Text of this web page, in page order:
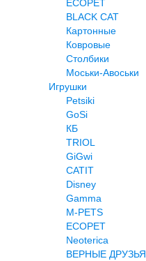
ECOPET
BLACK CAT
Картонные
Ковровые
Столбики
Моськи-Авоськи
Игрушки
Petsiki
GoSi
КБ
TRIOL
GiGwi
CATIT
Disney
Gamma
M-PETS
ECOPET
Neoterica
ВЕРНЫЕ ДРУЗЬЯ